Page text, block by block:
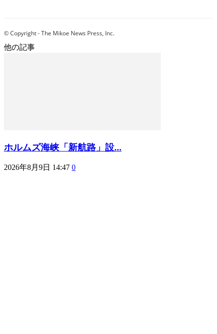
© Copyright - The Mikoe News Press, Inc.
他の記事
ホルムズ海峡「新航路」設...
2026年8月9日 14:47 0